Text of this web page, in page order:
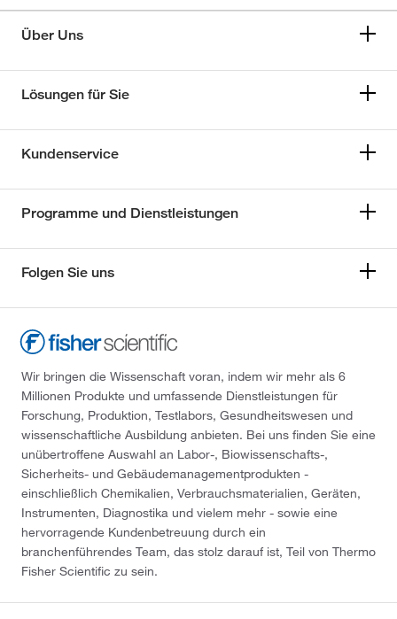
Über Uns
Lösungen für Sie
Kundenservice
Programme und Dienstleistungen
Folgen Sie uns
Wir bringen die Wissenschaft voran, indem wir mehr als 6
Millionen Produkte und umfassende Dienstleistungen für
Forschung, Produktion, Testlabors, Gesundheitswesen und
wissenschaftliche Ausbildung anbieten. Bei uns finden Sie eine
unübertroffene Auswahl an Labor-, Biowissenschafts-,
Sicherheits- und Gebäudemanagementprodukten -
einschließlich Chemikalien, Verbrauchsmaterialien, Geräten,
Instrumenten, Diagnostika und vielem mehr - sowie eine
hervorragende Kundenbetreuung durch ein
branchenführendes Team, das stolz darauf ist, Teil von Thermo
Fisher Scientific zu sein.